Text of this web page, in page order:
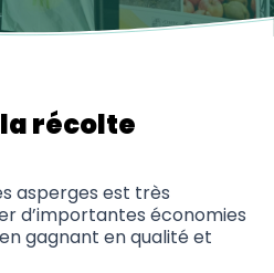
récolte
asperges est très
d’importantes économies
gagnant en qualité et